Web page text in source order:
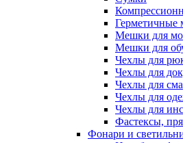
Герметичные
Мешки для
Мешки для
Чехлы для
Чехлы для
Чехлы для
Чехлы для
Чехлы для
Фастексы,
Фонари и